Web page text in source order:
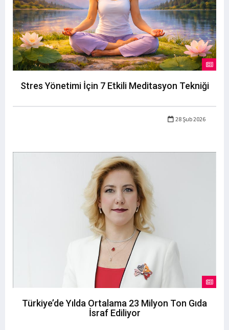
Stres Yönetimi İçin 7 Etkili Meditasyon Tekniği
28 Şub 2026
Türkiye’de Yılda Ortalama 23 Milyon Ton Gıda
İsraf Ediliyor